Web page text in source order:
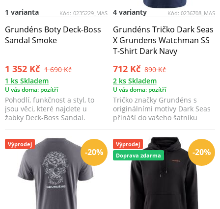
Kód: 0235229_MAS
1 varianta
Grundéns Boty Deck-Boss
Sandal Smoke
1 352 Kč 1 690 Kč
1 ks Skladem
U vás doma: pozítří
Pohodlí, funkčnost a styl, to
jsou věci, které najdete u
žabky Deck-Boss Sandal.
Kód: 0236708_MAS
4 varianty
Grundéns Tričko Dark Seas
X Grundens Watchman SS
T-Shirt Dark Navy
712 Kč 890 Kč
2 ks Skladem
U vás doma: pozítří
Tričko značky Grundéns s
originálními motivy Dark Seas
přináší do vašeho šatníku
-20%
Výprodej
-20%
Výprodej
Doprava zdarma